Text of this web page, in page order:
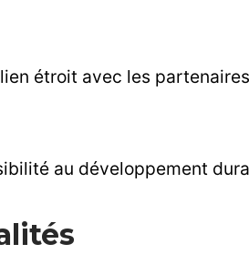
étroit avec les
au développement